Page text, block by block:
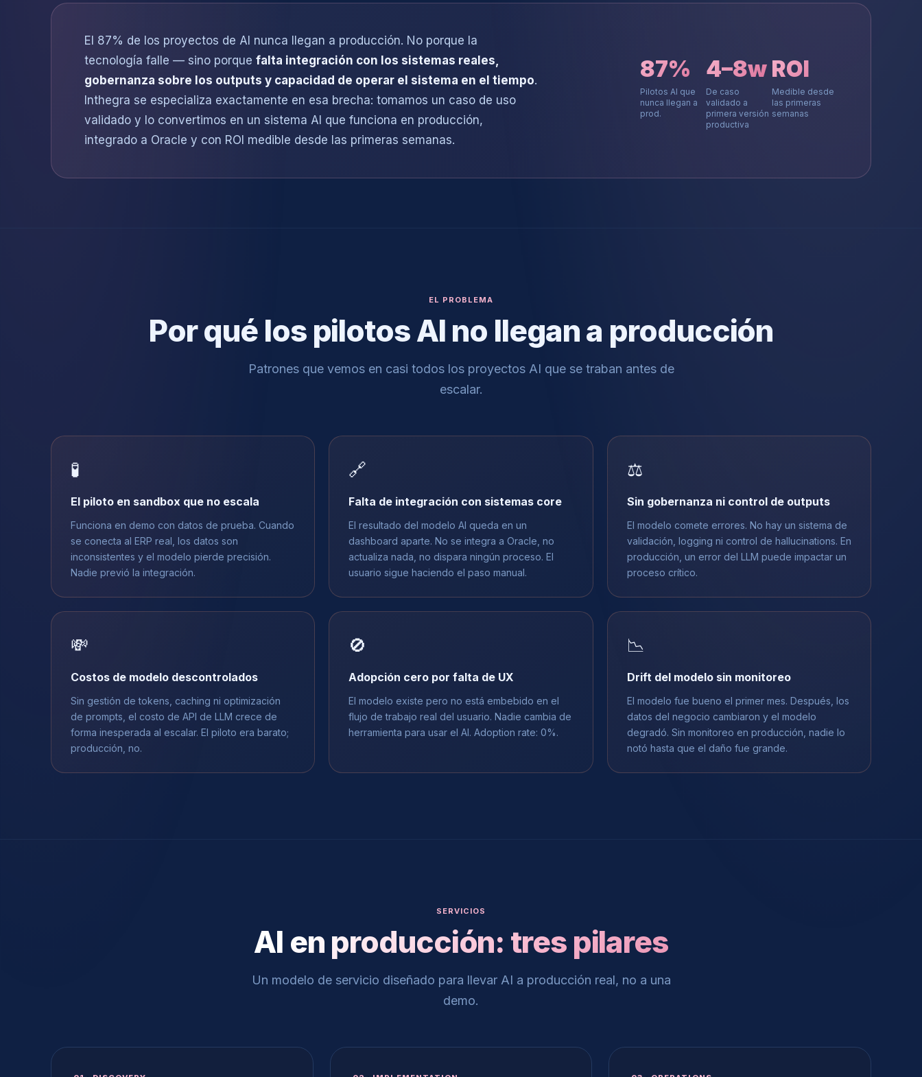
El 87% de los proyectos de AI nunca llegan a producción. No porque la
tecnología falle — sino porque falta integración con los sistemas reales,
gobernanza sobre los outputs y capacidad de operar el sistema en el tiempo.
Inthegra se especializa exactamente en esa brecha: tomamos un caso de uso
validado y lo convertimos en un sistema AI que funciona en producción,
integrado a Oracle y con ROI medible desde las primeras semanas.
87%
Pilotos AI que
nunca llegan a
prod.
4–8w
De caso
validado a
primera versión
productiva
ROI
Medible desde
las primeras
semanas
EL PROBLEMA
Por qué los pilotos AI no llegan a producción
Patrones que vemos en casi todos los proyectos AI que se traban antes de
escalar.
🧪
El piloto en sandbox que no escala
Funciona en demo con datos de prueba. Cuando
se conecta al ERP real, los datos son
inconsistentes y el modelo pierde precisión.
Nadie previó la integración.
🔗
Falta de integración con sistemas core
El resultado del modelo AI queda en un
dashboard aparte. No se integra a Oracle, no
actualiza nada, no dispara ningún proceso. El
usuario sigue haciendo el paso manual.
⚖️
Sin gobernanza ni control de outputs
El modelo comete errores. No hay un sistema de
validación, logging ni control de hallucinations. En
producción, un error del LLM puede impactar un
proceso crítico.
💸
Costos de modelo descontrolados
Sin gestión de tokens, caching ni optimización
de prompts, el costo de API de LLM crece de
forma inesperada al escalar. El piloto era barato;
producción, no.
🚫
Adopción cero por falta de UX
El modelo existe pero no está embebido en el
flujo de trabajo real del usuario. Nadie cambia de
herramienta para usar el AI. Adoption rate: 0%.
📉
Drift del modelo sin monitoreo
El modelo fue bueno el primer mes. Después, los
datos del negocio cambiaron y el modelo
degradó. Sin monitoreo en producción, nadie lo
notó hasta que el daño fue grande.
SERVICIOS
AI en producción: tres pilares
Un modelo de servicio diseñado para llevar AI a producción real, no a una
demo.